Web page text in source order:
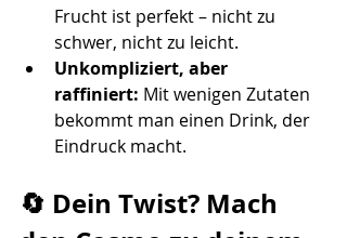
Frucht ist perfekt – nicht zu
schwer, nicht zu leicht.
Unkompliziert, aber
raffiniert: Mit wenigen Zutaten
bekommt man einen Drink, der
Eindruck macht.
🔄 Dein Twist? Mach